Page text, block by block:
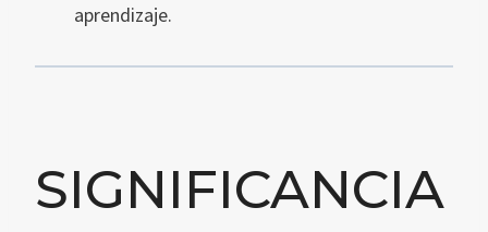
aprendizaje.
SIGNIFICANCIA